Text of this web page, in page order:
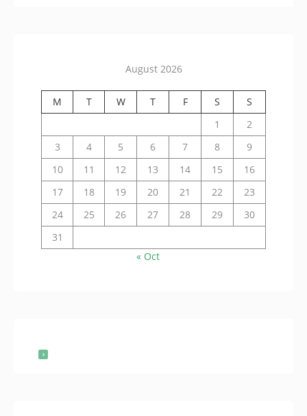
August 2026
M T W T F S
S
1
2
3
4 5 6 7 8
9
10
11 12 13 14 15
16
17
18 19 20 21 22
23
24
25 26 27 28 29
30
31
« Oct